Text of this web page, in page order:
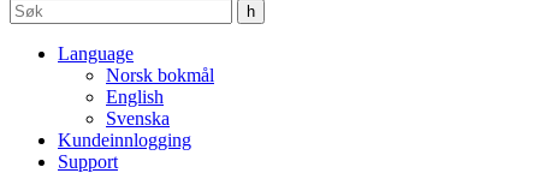
Language
Norsk bokmål
English
Svenska
Kundeinnlogging
Support